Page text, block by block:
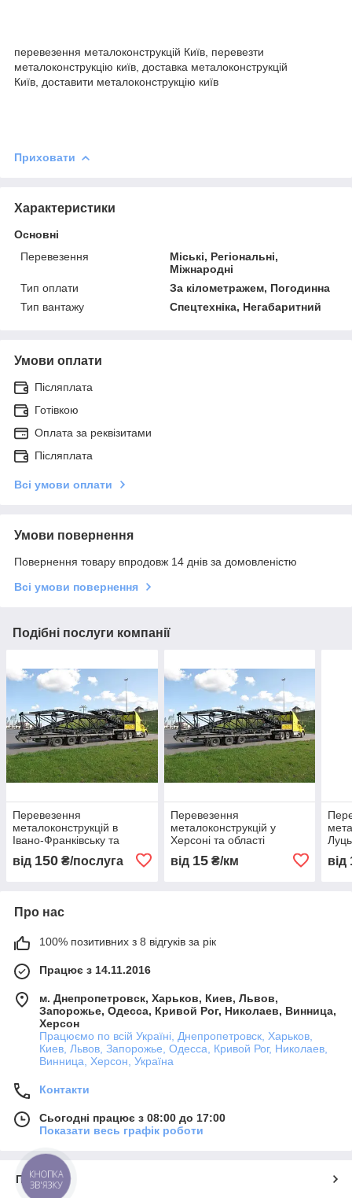
перевезення металоконструкцій Київ, перевезти
металоконструкцію київ, доставка металоконструкцій
Київ, доставити металоконструкцію київ
Приховати
Характеристики
Основні
Перевезення
Міські, Регіональні,
Міжнародні
Тип оплати
За кілометражем, Погодинна
Тип вантажу
Спецтехніка, Негабаритний
Умови оплати
Післяплата
Готівкою
Оплата за реквізитами
Післяплата
Всі умови оплати
Умови повернення
Повернення товару впродовж 14 днів за домовленістю
Всі умови повернення
Подібні послуги компанії
Перевезення
металоконструкцій в
Івано-Франківську та
від 150 ₴/послуга
Перевезення
металоконструкцій у
Херсоні та області
від 15₴/км від
Про нас
100% позитивних з 8 відгуків за рік
Працює з 14.11.2016
м. Днепропетровск, Харьков, Киев, Львов,
Запорожье, Одесса, Кривой Рог, Николаев, Винница,
Херсон
Працюємо по всій Україні, Днепропетровск, Харьков,
Киев, Львов, Запорожье, Одесса, Кривой Рог, Николаев,
Винница, Херсон, Україна
Контакти
Сьогодні працює з 08:00 до 17:00
Показати весь графік роботи
Про нас
КНОПКА
ЗВ'ЯЗКУ